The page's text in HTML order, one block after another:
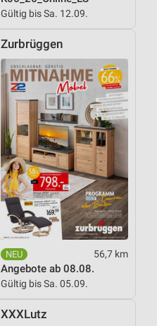
Gültig bis Sa. 12.09.
Zurbrüggen
56,7 km
Angebote ab 08.08.
Gültig bis Sa. 05.09.
XXXLutz